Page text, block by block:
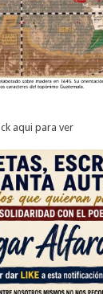
aqui para ver